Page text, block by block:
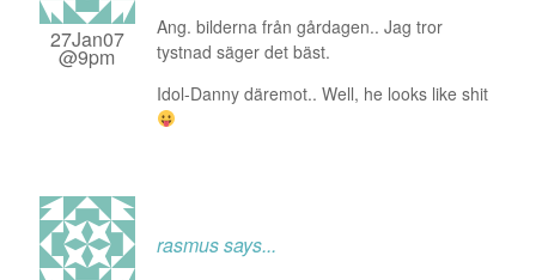
27Jan07
@9pm
Ang. bilderna från gårdagen.. Jag tror
tystnad säger det bäst.
Idol-Danny däremot.. Well, he looks like shit
rasmussays...